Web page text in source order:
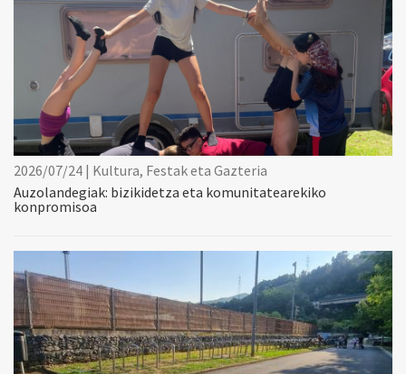
2026/07/24 | Kultura, Festak eta Gazteria
Auzolandegiak: bizikidetza eta komunitatearekiko
konpromisoa